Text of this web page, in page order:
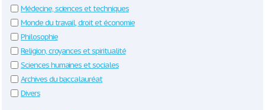
Médecine, sciences et techniques
Monde du travail, droit et économie
Philosophie
Religion, croyances et spiritualité
Sciences humaines et sociales
Archives du baccalauréat
Divers